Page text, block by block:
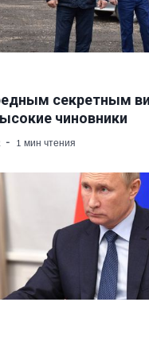
секретным
чиновники
1 мин чтения